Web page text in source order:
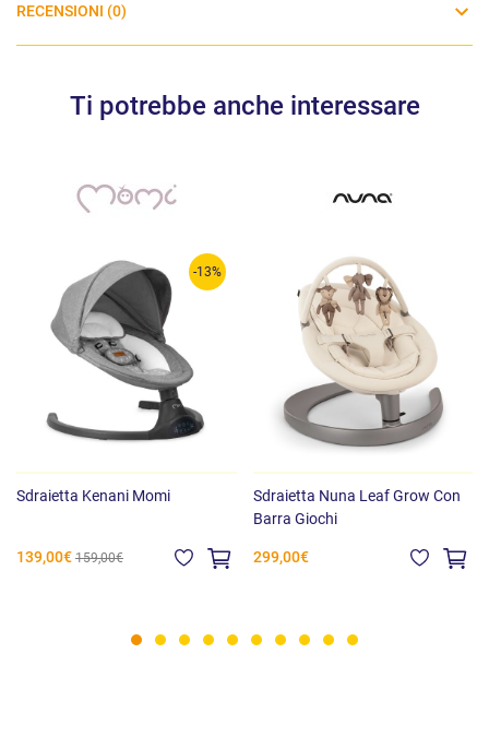
Passa attraverso le porte standard europee
Cintura SoftTouch a 5 punti con morbido copri-fibbia
(incluso) per dondolare i piccoli ovunque
Utilizzo: dalla nascita fino a 9 kg
Dimensioni: 91,5 x 73 x h 81 cm
RECENSIONI (0)
Ti potrebbe anche interessare
-13%
Sdraietta Kenani Momi
139,00€ 159,00€
Sdraietta Nuna Leaf Grow Con
Barra Giochi
299,00€